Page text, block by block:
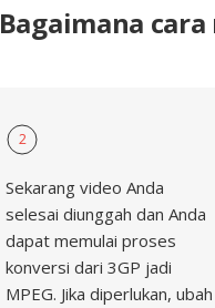
Bagaimana cara
2
Sekarang video Anda
selesai diunggah dan Anda
dapat memulai proses
konversi dari 3GP jadi
MPEG. Jika diperlukan, ubah